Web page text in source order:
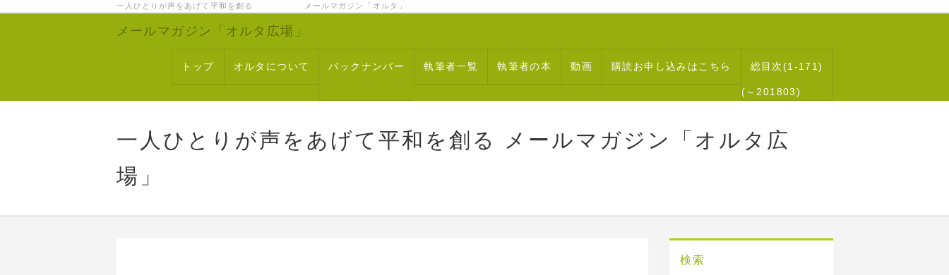
一人ひとりが声をあげて平和を創る メールマガジン「オルタ」
メールマガジン「オルタ広場」
トップ オルタについて バックナンバー 執筆者一覧 執筆者の本 動画 購読お申し込みはこちら 総目次(1-171)
(～201803)
一人ひとりが声をあげて平和を創る メールマガジン「オルタ広
場」
検索